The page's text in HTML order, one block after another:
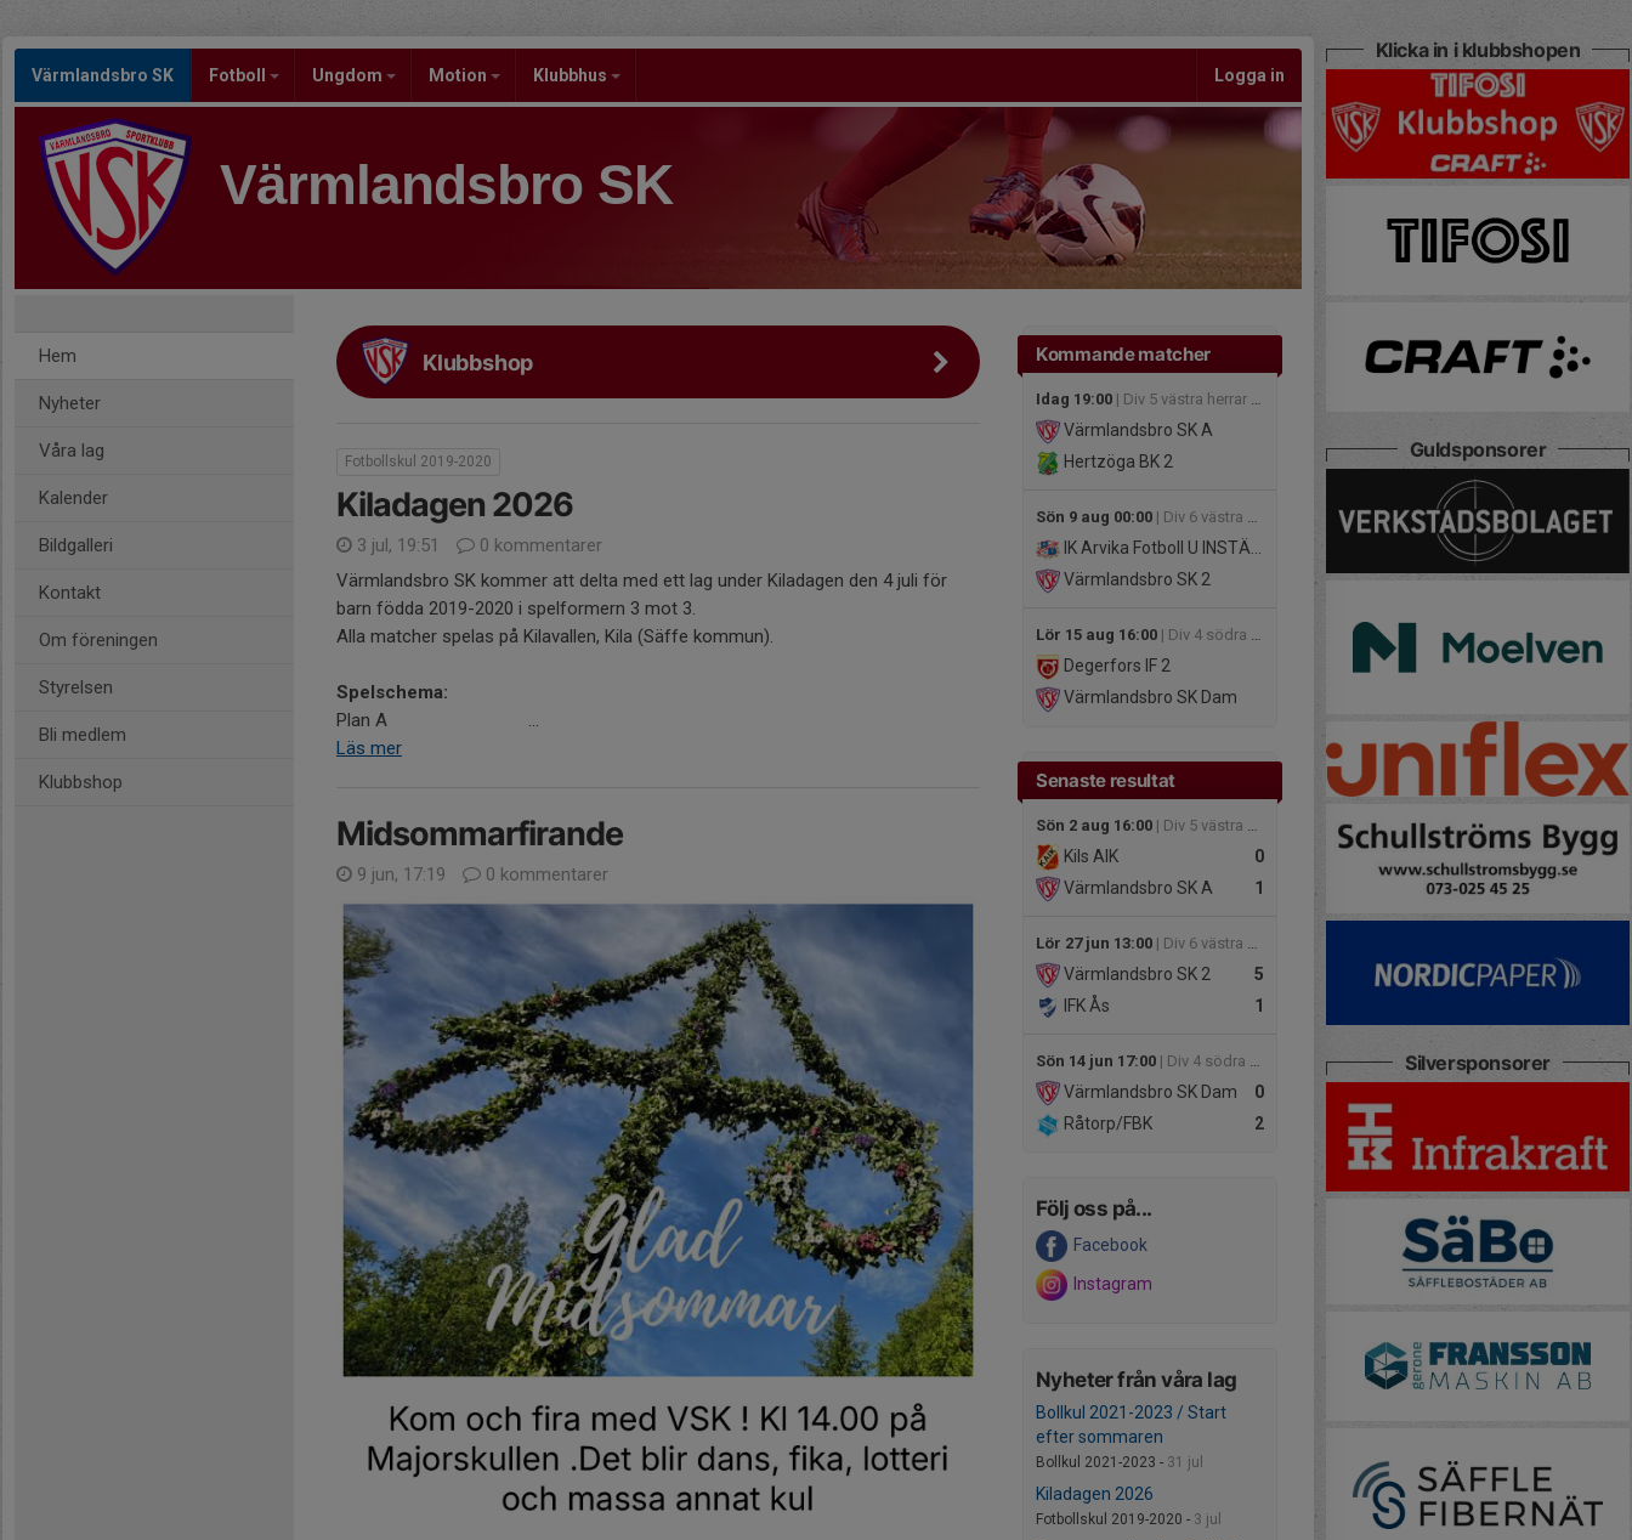
Värmlandsbro SK Fotboll Ungdom Motion Klubbhus Logga in
Värmlandsbro SK
Hem
Nyheter
Våra lag
Kalender
Bildgalleri
Kontakt
Om föreningen
Styrelsen
Bli medlem
Klubbshop
Kommande matcher
Idag 19:00 | Div 5 västra herrar 2026
Värmlandsbro SK A
Hertzöga BK 2
Sön 9 aug 00:00 | Div 6 västra herrar 2026
IK Arvika Fotboll U INSTÄLLD
Värmlandsbro SK 2
Lör 15 aug 16:00 | Div 4 södra damer 2026
Degerfors IF 2
Värmlandsbro SK Dam
Senaste resultat
Sön 2 aug 16:00 | Div 5 västra herrar 2026
0
Kils AIK
1
Värmlandsbro SK A
Lör 27 jun 13:00 | Div 6 västra herrar 2026
5
Värmlandsbro SK 2
1
IFK Ås
Sön 14 jun 17:00 | Div 4 södra damer 2026
0
Värmlandsbro SK Dam
2
Råtorp/FBK
Följ oss på...
Facebook
Instagram
Nyheter från våra lag
Bollkul 2021-2023 / Start
efter sommaren
Bollkul 2021-2023 - 31 jul
Kiladagen 2026
Fotbollskul 2019-2020 - 3 jul
Klubbshop
Fotbollskul 2019-2020
Kiladagen 2026
3 jul, 19:51
0 kommentarer
Värmlandsbro SK kommer att delta med ett lag under Kiladagen den 4 juli för
barn födda 2019-2020 i spelformern 3 mot 3.
Alla matcher spelas på Kilavallen, Kila (Säffe kommun).
Spelschema:
Plan A ...
Läs mer
Midsommarfirande
9 jun, 17:19 0 kommentarer
Klicka in i klubbshopen
Guldsponsorer
Silversponsorer